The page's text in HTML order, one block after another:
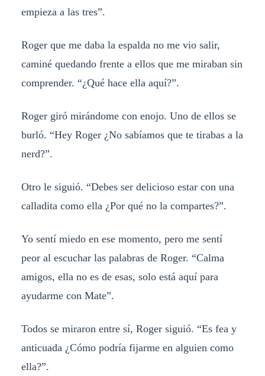
empieza a las tres”.
Roger que me daba la espalda no me vio salir,
caminé quedando frente a ellos que me miraban sin
comprender. “¿Qué hace ella aquí?”.
Roger giró mirándome con enojo. Uno de ellos se
burló. “Hey Roger ¿No sabíamos que te tirabas a la
nerd?”.
Otro le siguió. “Debes ser delicioso estar con una
calladita como ella ¿Por qué no la compartes?”.
Yo sentí miedo en ese momento, pero me sentí
peor al escuchar las palabras de Roger. “Calma
amigos, ella no es de esas, solo está aquí para
ayudarme con Mate”.
Todos se miraron entre sí, Roger siguió. “Es fea y
anticuada ¿Cómo podría fijarme en alguien como
ella?”.